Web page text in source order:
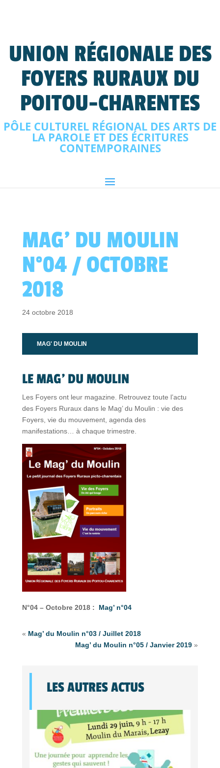
UNION RÉGIONALE DES
FOYERS RURAUX DU
POITOU-CHARENTES
PÔLE CULTUREL RÉGIONAL DES ARTS DE
LA PAROLE ET DES ÉCRITURES
CONTEMPORAINES
MAG’ DU MOULIN
N°04 / OCTOBRE
2018
24 octobre 2018
MAG' DU MOULIN
LE MAG’ DU MOULIN
Les Foyers ont leur magazine. Retrouvez toute l’actu
des Foyers Ruraux dans le Mag’ du Moulin : vie des
Foyers, vie du mouvement, agenda des
manifestations… à chaque trimestre.
N°04 – Octobre 2018 : Mag’ n°04
« Mag’ du Moulin n°03 / Juillet 2018
Mag’ du Moulin n°05 / Janvier 2019 »
LES AUTRES ACTUS